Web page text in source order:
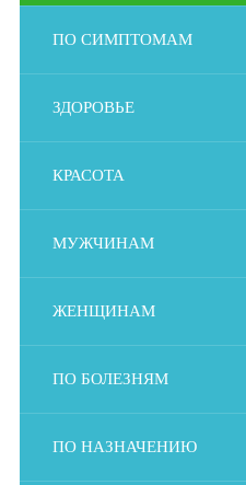
ПО СИМПТОМАМ
ЗДОРОВЬЕ
КРАСОТА
МУЖЧИНАМ
ЖЕНЩИНАМ
ПО БОЛЕЗНЯМ
ПО НАЗНАЧЕНИЮ